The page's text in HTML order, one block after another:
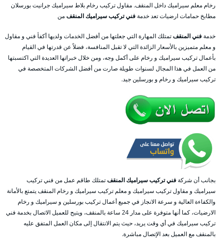
رخام معلم سيراميك داخل المنقف. مقاول تركيب رخام بلاط سيراميك جرانيت بورسلان
مطابخ حمامات ارضيات تعد خدمةفني تركيب سيراميك المنقفمن
خدمةفني المنقفتمتلك المهارة التي جعلتها من أفضل الخدمات ولديها أكفأ فني و مقاول
و معلم متميزين بالأسعار الزائدة التي لا تقبل المنافسة، فضلاً عن قدرتها في القيام
بأعمال تركيب سيراميك و رخام على أكمل وجه، ومن خلال خبراتها العديدة التي اكتسبتها
من العمل في هذا المجال لسنوات طويلة صارت من أفضل الشركات المتخصصة في
تركيب سيراميك و رخام و بورسلين جيد.
بجانب أن شركةفني تركيب سيراميك المنقفتمتلك طاقم عمل من فني تركيب
سيراميك و مقاول تركيب سيراميك و معلم تركيب سيراميك و رخام المنقف يتمتع بالأمانة
والكفاءة العالية و سرعة الانجاز في جميع أعمال تركيب بورسلين و سيراميك و رخام
الارضيات، كما أنها متوفرة على مدار 24 ساعة بالمنقف، ويتيح للعميل الاتصال بخدمة فني
تركيب سيراميك في أي وقت يريد، حيث يتم الانتقال إلى مكان العمل المتفق عليه
بالمنقف مع العميل بعد الإتصال مباشرة.